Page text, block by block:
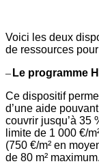
Voici les deux
de ressources
– Le programme
Ce dispositif
d’une aide pouvant
couvrir jusqu’à 35
limite de 1 000 €/
(750 €/m² en
de 80 m² maximum.